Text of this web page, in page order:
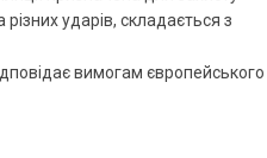
ударів, складається з
вимогам європейського